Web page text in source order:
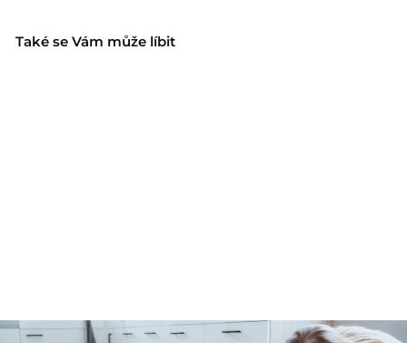
Také se Vám může líbit